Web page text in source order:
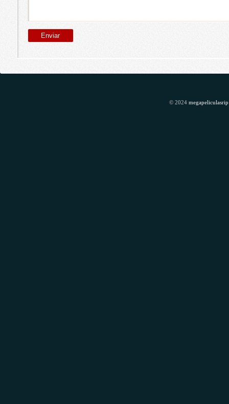
© 2024 megapeliculasrip